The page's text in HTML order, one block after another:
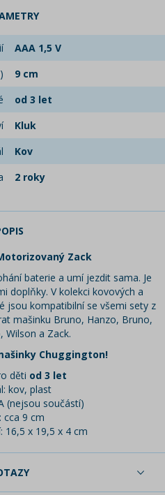
AAA 1,5 V
9 cm
od 3 let
Kluk
Kov
2 roky
Zack
baterie a umí jezdit sama. Je
doplňky. V kolekci kovových a
jsou kompatibilní se všemi sety z
mašinku Bruno, Hanzo, Bruno,
Wilson a Zack.
Chuggington!
děti od 3 let
kov, plast
(nejsou součástí)
cca 9 cm
16,5 x 19,5 x 4 cm